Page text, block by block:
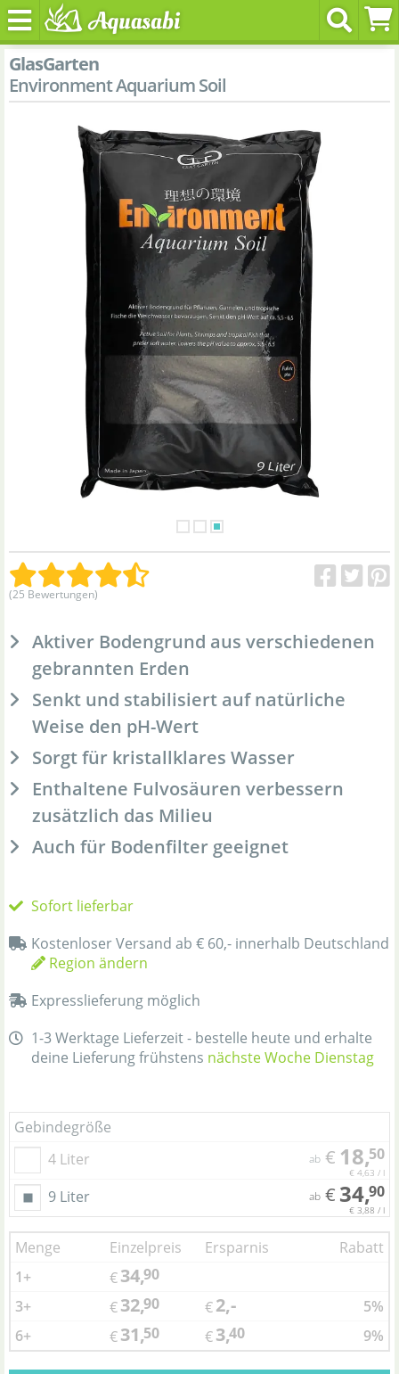
GlasGarten
Environment Aquarium Soil
(25 Bewertungen)
Aktiver Bodengrund aus verschiedenen
gebrannten Erden
Senkt und stabilisiert auf natürliche
Weise den pH-Wert
Sorgt für kristallklares Wasser
Enthaltene Fulvosäuren verbessern
zusätzlich das Milieu
Auch für Bodenfilter geeignet
Sofort lieferbar
Kostenloser Versand ab € 60,- innerhalb Deutschland
Region ändern
Expresslieferung möglich
1-3 Werktage Lieferzeit - bestelle heute und erhalte
deine Lieferung frühstens nächste Woche Dienstag
Gebindegröße
4 Liter
ab € 18,50
€ 4,63 / l
9 Liter ab € 34,90
€ 3,88 / l
Menge Einzelpreis Ersparnis
Rabatt
1+
€34,90
3+
€32,90 €2,-
5%
6+
€31,50 €3,40 9%